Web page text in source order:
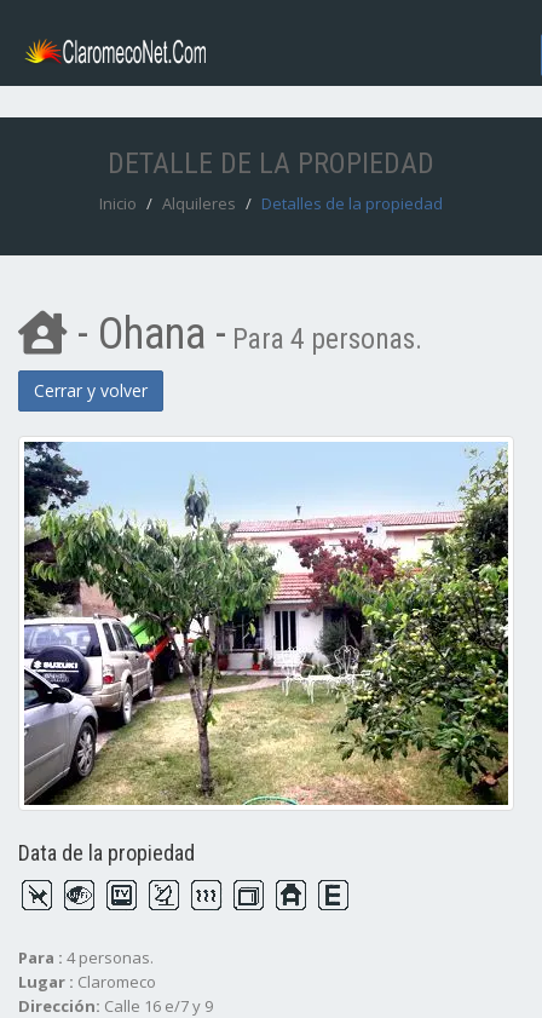
DETALLE DE LA PROPIEDAD
Inicio Alquileres Detalles de la propiedad
- Ohana - Para 4 personas.
Cerrar y volver
Data de la propiedad
Para : 4 personas.
Lugar : Claromeco
Dirección: Calle 16 e/7 y 9